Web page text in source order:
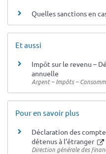
Quelles sanctions en
Et aussi
Impôt sur le revenu –
annuelle
Argent – Impôts –
Pour en savoir plus
Déclaration des
détenus à l’étranger
Direction générale des